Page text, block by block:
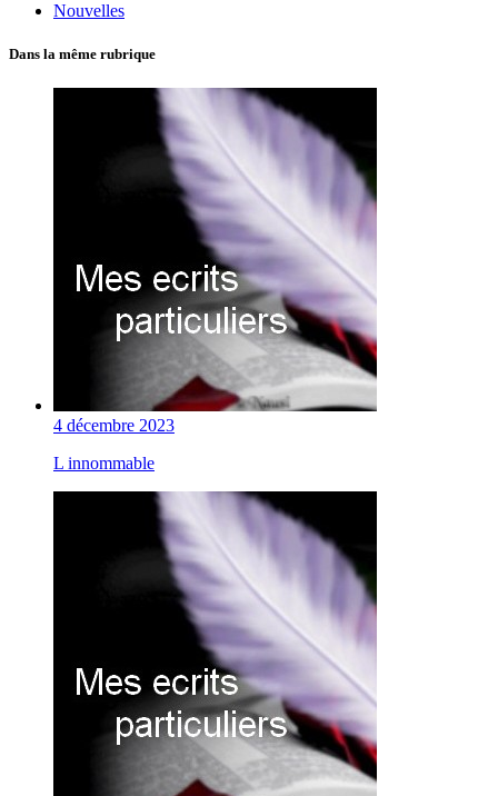
Nouvelles
Dans la même rubrique
4 décembre 2023
L innommable